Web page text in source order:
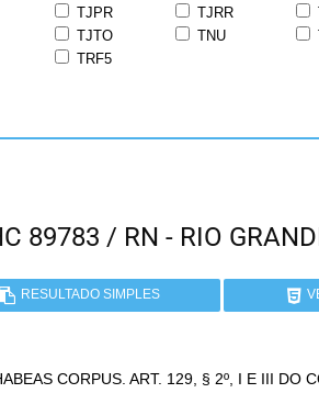
TJPR TJRR
TJTO TNU
TRF5
89783 / RN - RIO
RESULTADO SIMPLES
CORPUS. ART. 129, § 2º, I E III DO